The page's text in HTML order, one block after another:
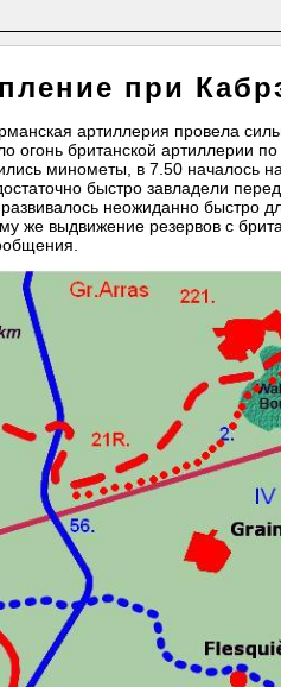
при
артиллерия провела
огонь британской артиллерии
минометы, в 7.50 началось
быстро завладели
неожиданно быстро
же выдвижение резервов с